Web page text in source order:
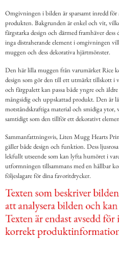
Omgivningen i bilden är sparsamt inredd
produkten. Bakgrunden är enkel och vit,
färgstarka design och därmed framhäver
inga distraherande element i omgivningen
muggen och dess dekorativa hjärtmönster.
Den här lilla muggen från varumärket Rice
design som gör den till ett utmärkt tillskott i
och färgpalett kan passa både yngre och
mångsidig och uppskattad produkt. Den är
motståndskraftiga material och smidiga ytor,
samtidigt som den tillför ett dekorativt
Sammanfattningsvis, Liten Mugg Hearts
gäller både design och funktion. Dess
lekfullt utseende som kan lyfta humöret i
utformningen tillsammans med en hållbar
följeslagare för dina favoritdrycker.